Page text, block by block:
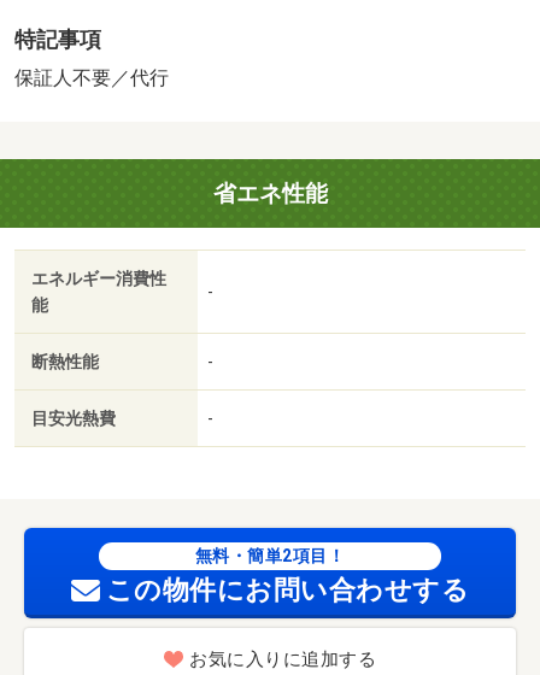
２，０００円がかかります。契約時にクリーニング費７
０，０００円、鍵セット費３，３００円（税込）が必要と
ロゼット／フローリング／シャワー付洗面台／ＴＶインタ
ーホン／浴室乾燥機／室内洗濯置／シューズボックス／追
焚機能浴室／温水洗浄便座／洗面所独立／駐輪場／敷金不
要／保証人不要／全居室フローリング／ネット使用料不要
／床下収納／２４時間換気システム／複層ガラス／２駅利
用可／駅徒歩１０分以内／プロパンガス／ＢＳ／礼金１ヶ
園）まで６００ｍ／高崎市立吉井小学校（小学校）まで６
５０ｍ／ファミリーマート高崎吉井町店（コンビニ）まで
８００ｍ／ベイシア吉井店（スーパー）まで１１００ｍ／
戸数:4戸
特記事項
保証人不要／代行
省エネ性能
エネルギー消費性
能
-
断熱性能 -
目安光熱費 -
無料・簡単2項目！
この物件にお問い合わせする
お気に入りに追加する